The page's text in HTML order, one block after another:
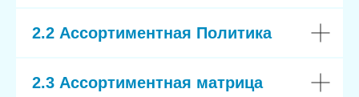
2.2 Ассортиментная Политика
2.3 Ассортиментная матрица